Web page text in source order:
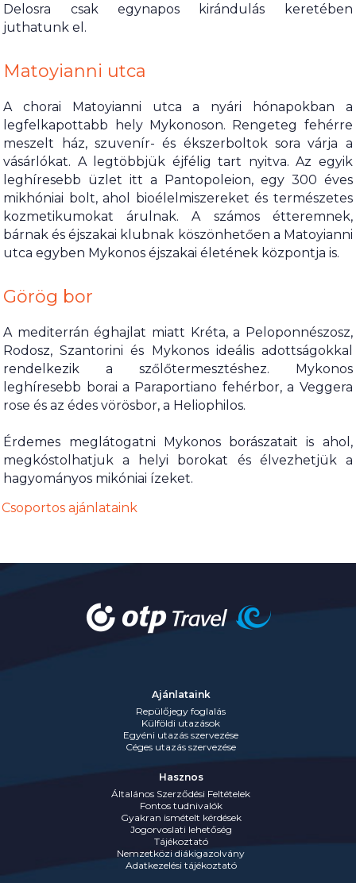
Delosra csak egynapos kirándulás keretében
juthatunk el.
Matoyianni utca
A chorai Matoyianni utca a nyári hónapokban a
legfelkapottabb hely Mykonoson. Rengeteg fehérre
meszelt ház, szuvenír- és ékszerboltok sora várja a
vásárlókat. A legtöbbjük éjfélig tart nyitva. Az egyik
leghíresebb üzlet itt a Pantopoleion, egy 300 éves
mikhóniai bolt, ahol bioélelmiszereket és természetes
kozmetikumokat árulnak. A számos étteremnek,
bárnak és éjszakai klubnak köszönhetően a Matoyianni
utca egyben Mykonos éjszakai életének központja is.
Görög bor
A mediterrán éghajlat miatt Kréta, a Peloponnészosz,
Rodosz, Szantorini és Mykonos ideális adottságokkal
rendelkezik a szőlőtermesztéshez. Mykonos
leghíresebb borai a Paraportiano fehérbor, a Veggera
rose és az édes vörösbor, a Heliophilos.
Érdemes meglátogatni Mykonos borászatait is ahol,
megkóstolhatjuk a helyi borokat és élvezhetjük a
hagyományos mikóniai ízeket.
Csoportos ajánlataink
Ajánlataink
Repülőjegy foglalás
Külföldi utazások
Egyéni utazás szervezése
Céges utazás szervezése
Hasznos
Általános Szerződési Feltételek
Fontos tudnivalók
Gyakran ismételt kérdések
Jogorvoslati lehetőség
Tájékoztató
Nemzetközi diákigazolvány
Adatkezelési tájékoztató